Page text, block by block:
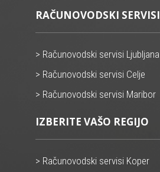
RAČUNOVODSKI SERVISI
> Računovodski servisi Ljubljana
> Računovodski servisi Celje
> Računovodski servisi Maribor
IZBERITE VAŠO REGIJO
> Računovodski servisi Koper